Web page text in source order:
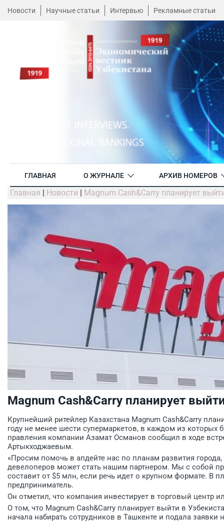
Новости Научные статьи Интервью Рекламные статьи
ГЛАВНАЯ О ЖУРНАЛЕ АРХИВ НОМЕРОВ
Главная | Новости | Magnum Cash&Carry планирует
Magnum Cash&Carry планирует
Крупнейший ритейлер Казахстана Magnum Cash&Carry
году не менее шести супермаркетов, в каждом из которых
правления компании Азамат Османов сообщил в ходе
Артыкходжаевым.
«Просим помочь в апдейте нас по планам развития
девелоперов может стать нашим партнером. Мы с собой
составит от $5 млн, если речь идет о крупном формате. В
предприниматель.
Он отметил, что компания инвестирует в торговый центр
О том, что Magnum Cash&Carry планирует выйти в
начала набирать сотрудников в Ташкенте и подала заявки